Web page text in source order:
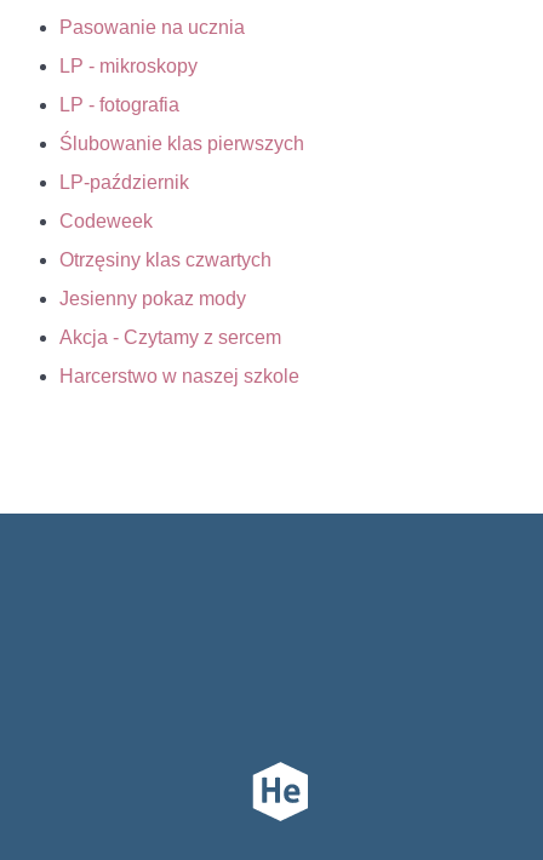
Pasowanie na ucznia
LP - mikroskopy
LP - fotografia
Ślubowanie klas pierwszych
LP-październik
Codeweek
Otrzęsiny klas czwartych
Jesienny pokaz mody
Akcja - Czytamy z sercem
Harcerstwo w naszej szkole